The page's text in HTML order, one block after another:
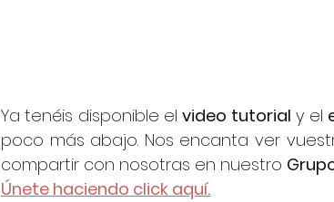
Ya tenéis disponible el video tutorial y el
poco más abajo. Nos encanta ver
compartir con nosotras en nuestro
Únete haciendo click aquí.